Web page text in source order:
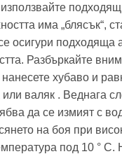
подходящ
има „блясък“,
осигури подходяща
Разбъркайте
хубаво и
валяк . Веднага
да се измият с
на боя при
под 10 ° C.